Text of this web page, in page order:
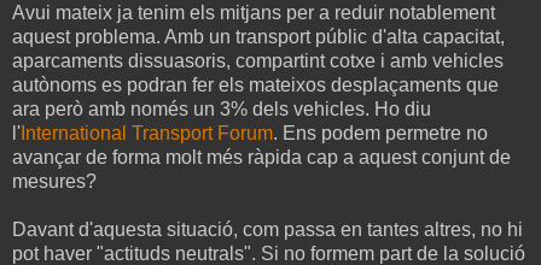
Avui mateix ja tenim els mitjans per a reduir notablement
aquest problema. Amb un transport públic d'alta capacitat,
aparcaments dissuasoris, compartint cotxe i amb vehicles
autònoms es podran fer els mateixos desplaçaments que
ara però amb només un 3% dels vehicles. Ho diu
l' International Transport Forum. Ens podem permetre no
avançar de forma molt més ràpida cap a aquest conjunt de
mesures?
Davant d'aquesta situació, com passa en tantes altres, no hi
pot haver "actituds neutrals". Si no formem part de la solució